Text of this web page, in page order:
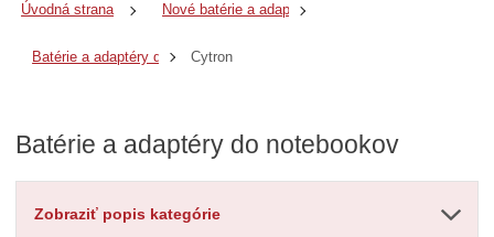
Úvodná strana Nové batérie a adaptéry
Batérie a adaptéry do notebookov
Cytron
Batérie a adaptéry do notebookov
Zobraziť popis kategórie